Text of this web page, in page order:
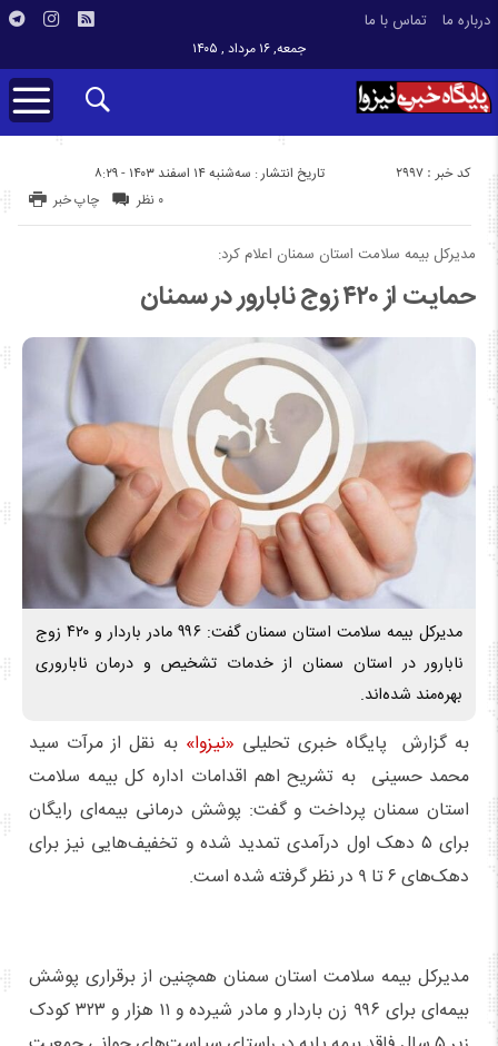
درباره ما تماس با ما
جمعه, ۱۶ مرداد , ۱۴۰۵
تاریخ انتشار : سه‌شنبه ۱۴ اسفند ۱۴۰۳ - ۸:۲۹ کد خبر : 2997
چاپ خبر ۰ نظر
مدیرکل بیمه سلامت استان سمنان اعلام کرد:
حمایت از ۴۲۰ زوج نابارور در سمنان
مدیرکل بیمه سلامت استان سمنان گفت: ۹۹۶ مادر باردار و ۴۲۰ زوج
نابارور در استان سمنان از خدمات تشخیص و درمان ناباروری
بهره‌مند شده‌اند.
به گزارش پایگاه خبری تحلیلی «نیزوا» به نقل از مرآت سید
محمد حسینی به تشریح اهم اقدامات اداره کل بیمه سلامت
استان سمنان پرداخت و گفت: پوشش درمانی بیمه‌ای رایگان
برای ۵ دهک اول درآمدی تمدید شده و تخفیف‌هایی نیز برای
دهک‌های ۶ تا ۹ در نظر گرفته شده است.
مدیرکل بیمه سلامت استان سمنان همچنین از برقراری پوشش
بیمه‌ای برای ۹۹۶ زن باردار و مادر شیرده و ۱۱ هزار و ۳۲۳ کودک